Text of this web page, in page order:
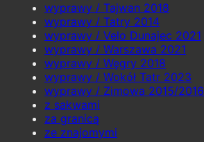
wyprawy / Tajwan 2018
wyprawy / Tatry 2014
wyprawy / Velo Dunajec 2021
wyprawy / Warszawa 2021
wyprawy / Węgry 2018
wyprawy / Wokół Tatr 2023
wyprawy / Zimowa 2015/2016
z sakwami
za granicą
ze znajomymi